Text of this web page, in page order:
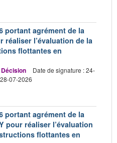
portant agrément de la
réaliser l’évaluation de la
flottantes en
Décision
Date de signature : 24-
07-2026
portant agrément de la
pour réaliser l’évaluation
flottantes en